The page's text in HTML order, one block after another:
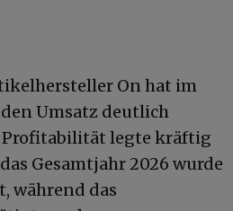
On hat im
Umsatz deutlich
Profitabilität legte kräftig
Gesamtjahr 2026 wurde
während das